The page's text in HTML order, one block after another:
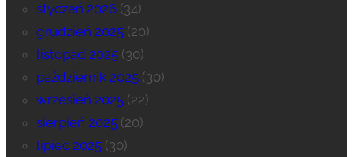
styczeń 2026(34)
grudzień 2025(20)
listopad 2025(30)
październik 2025(30)
wrzesień 2025(22)
sierpień 2025(20)
lipiec 2025(30)